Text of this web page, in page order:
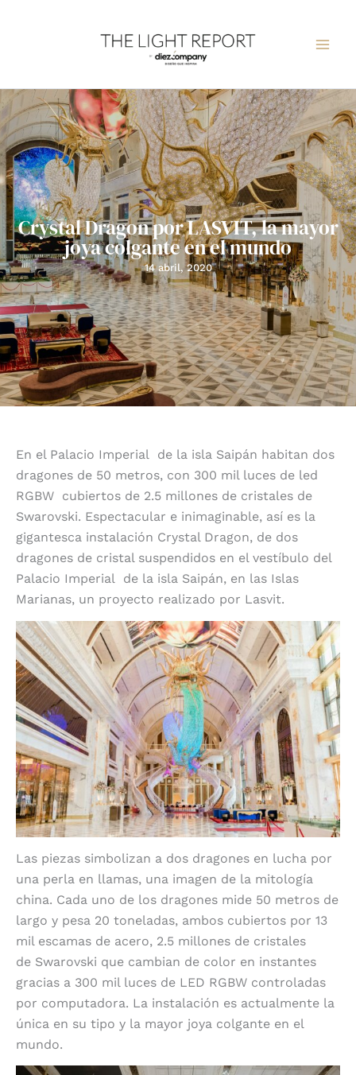
Crystal Dragon por LASVIT, la mayor
joya colgante en el mundo
14 abril, 2020
En el Palacio Imperial de la isla Saipán habitan dos
dragones de 50 metros, con 300 mil luces de led
RGBW cubiertos de 2.5 millones de cristales de
Swarovski. Espectacular e inimaginable, así es la
gigantesca instalación Crystal Dragon, de dos
dragones de cristal suspendidos en el vestíbulo del
Palacio Imperial de la isla Saipán, en las Islas
Marianas, un proyecto realizado por Lasvit.
Las piezas simbolizan a dos dragones en lucha por
una perla en llamas, una imagen de la mitología
china. Cada uno de los dragones mide 50 metros de
largo y pesa 20 toneladas, ambos cubiertos por 13
mil escamas de acero, 2.5 millones de cristales
de Swarovski que cambian de color en instantes
gracias a 300 mil luces de LED RGBW controladas
por computadora. La instalación es actualmente la
única en su tipo y la mayor joya colgante en el
mundo.